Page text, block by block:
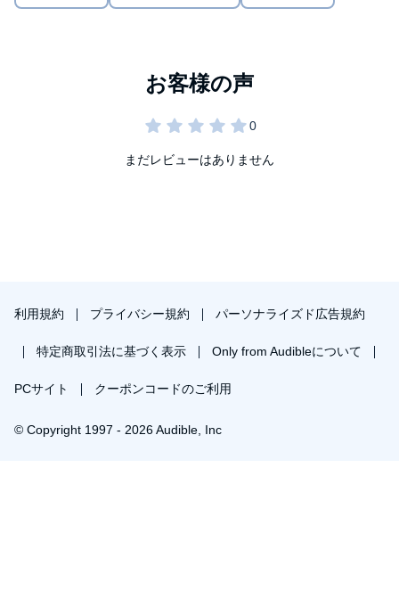
まだレビューはありません
利用規約 プライバシー規約 パーソナライズド広告規約
特定商取引法に基づく表示 Only from Audibleについて
PCサイト クーポンコードのご利用
© Copyright 1997 - 2026 Audible, Inc